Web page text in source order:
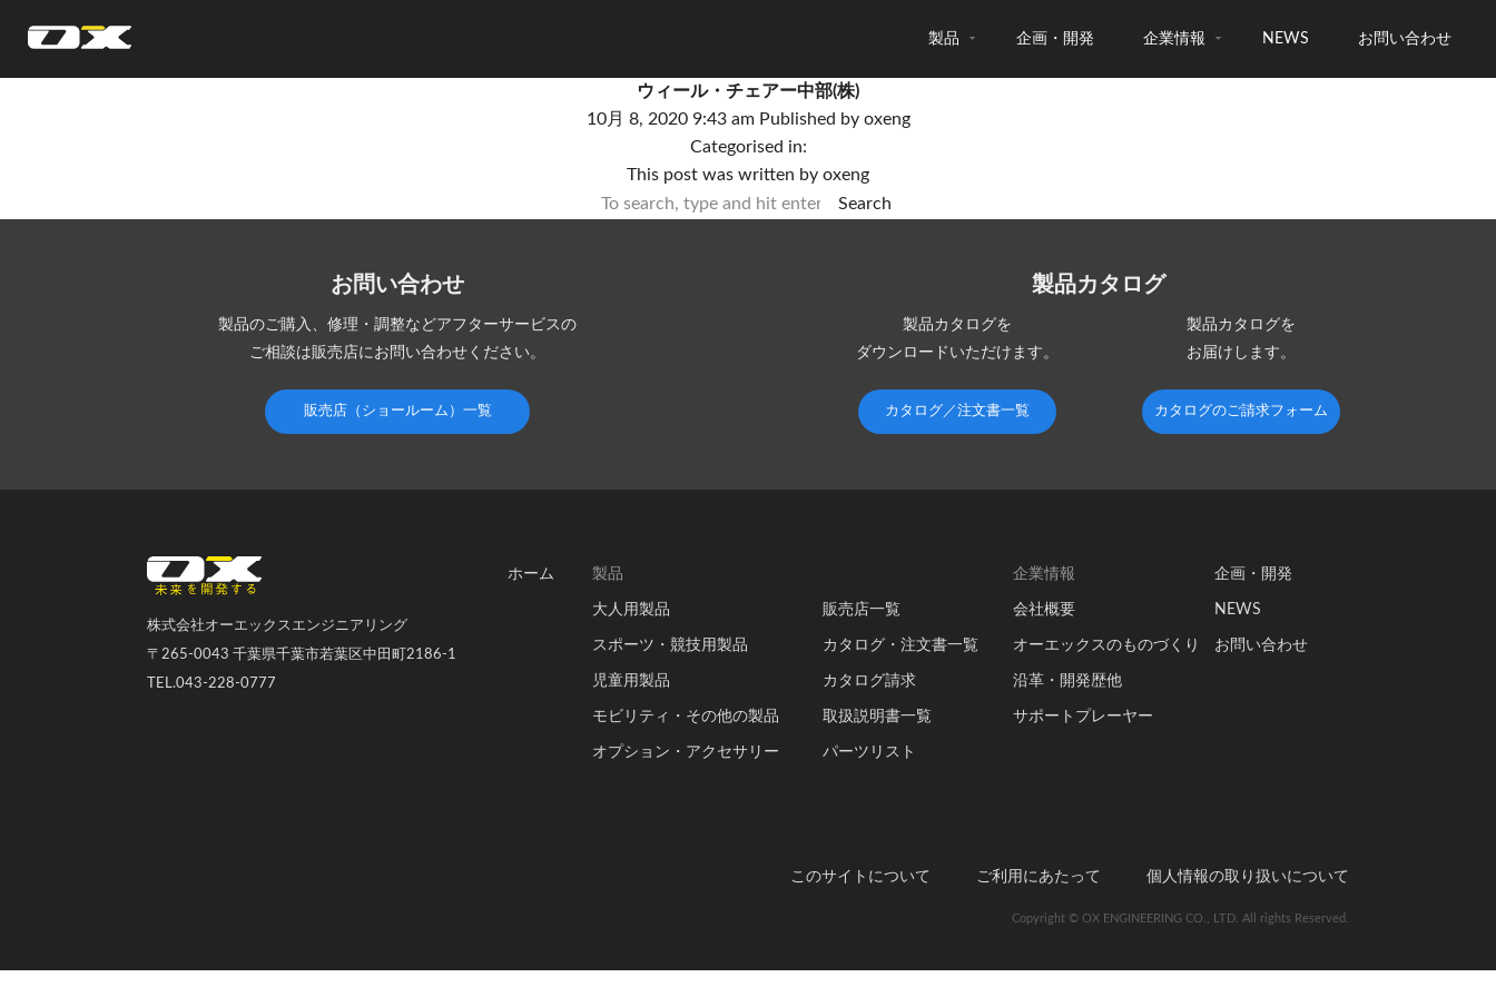
製品 企画・開発 企業情報 NEWS お問い合わせ
ウィール・チェアー中部(株)
10月 8, 2020 9:43 am Published by oxeng
Categorised in:
This post was written by oxeng
Search
お問い合わせ
製品のご購入、修理・調整などアフターサービスの
ご相談は販売店にお問い合わせください。
販売店（ショールーム）一覧
製品カタログ
製品カタログを
ダウンロードいただけます。
カタログ／注文書一覧
製品カタログを
お届けします。
カタログのご請求フォーム
ホーム 製品
大人用製品
スポーツ・競技用製品
児童用製品
モビリティ・その他の製品
オプション・アクセサリー
販売店一覧
カタログ・注文書一覧
カタログ請求
取扱説明書一覧
パーツリスト
企業情報
会社概要
オーエックスのものづくり
沿革・開発歴他
サポートプレーヤー
企画・開発
NEWS
お問い合わせ
このサイトについて ご利用にあたって 個人情報の取り扱いについて
株式会社オーエックスエンジニアリング
〒265-0043 千葉県千葉市若葉区中田町2186-1
TEL.043-228-0777
Copyright © OX ENGINEERING CO., LTD. All rights Reserved.